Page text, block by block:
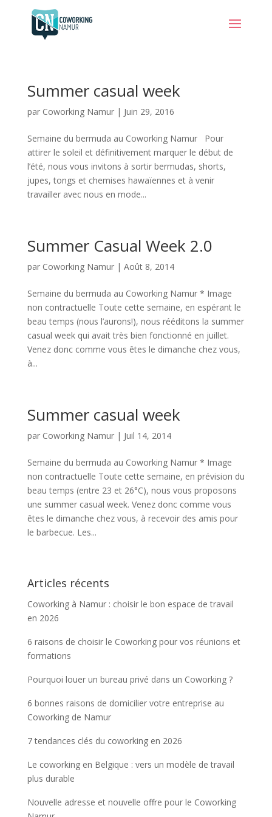
Summer casual week
par Coworking Namur| Juin 29, 2016
Semaine du bermuda au Coworking Namur Pour
attirer le soleil et définitivement marquer le début de
l’été, nous vous invitons à sortir bermudas, shorts,
jupes, tongs et chemises hawaïennes et à venir
travailler avec nous en mode...
Summer Casual Week 2.0
par Coworking Namur| Août 8, 2014
Semaine du bermuda au Coworking Namur * Image
non contractuelle Toute cette semaine, en espérant le
beau temps (nous l’aurons!), nous rééditons la summer
casual week qui avait très bien fonctionné en juillet.
Venez donc comme vous êtes le dimanche chez vous,
à...
Summer casual week
par Coworking Namur| Juil 14, 2014
Semaine du bermuda au Coworking Namur * Image
non contractuelle Toute cette semaine, en prévision du
beau temps (entre 23 et 26°C), nous vous proposons
une summer casual week. Venez donc comme vous
êtes le dimanche chez vous, à recevoir des amis pour
le barbecue. Les...
Articles récents
Coworking à Namur : choisir le bon espace de travail
en 2026
6 raisons de choisir le Coworking pour vos réunions et
formations
Pourquoi louer un bureau privé dans un Coworking ?
6 bonnes raisons de domicilier votre entreprise au
Coworking de Namur
7 tendances clés du coworking en 2026
Le coworking en Belgique : vers un modèle de travail
plus durable
Nouvelle adresse et nouvelle offre pour le Coworking